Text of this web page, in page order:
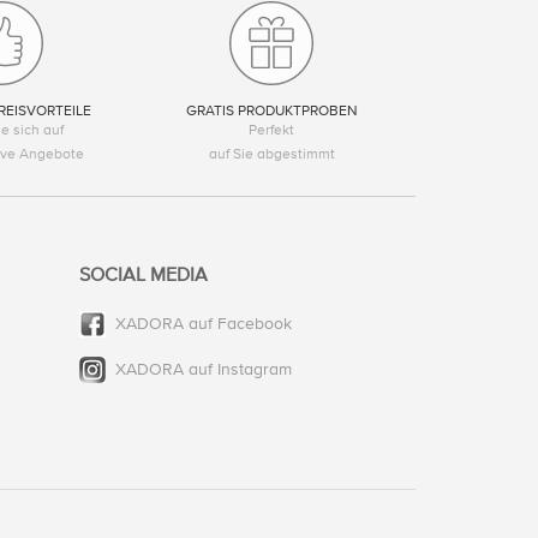
sich auf
Angebote
GRATIS PRODUKTPROBEN
Perfekt
auf Sie abgestimmt
SOCIAL MEDIA
XADORA auf Facebook
XADORA auf Instagram